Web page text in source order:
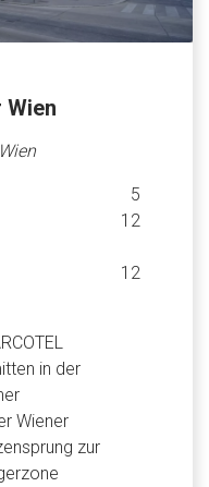
Wien
5
12
12
in der
Wiener
zur